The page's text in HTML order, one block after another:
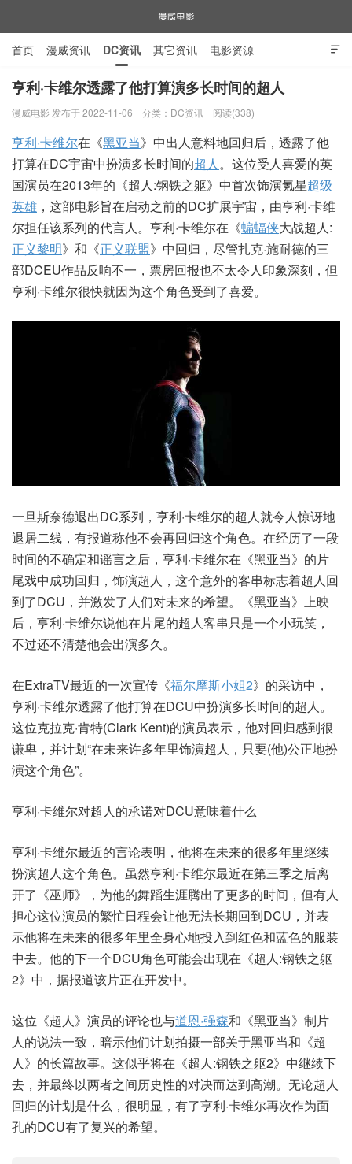

首页 漫威资讯 DC资讯 其它资讯 电影资源
电视剧资源 漫威图片
亨利·卡维尔透露了他打算演多长时间的超人
漫威电影 发布于 2022-11-06 分类： DC资讯 阅读(338)
亨利·卡维尔在《黑亚当》中出人意料地回归后，透露了他
打算在DC宇宙中扮演多长时间的超人。这位受人喜爱的英
国演员在2013年的《超人:钢铁之躯》中首次饰演氪星超级
英雄 ，这部电影旨在启动之前的DC扩展宇宙，由亨利·卡维
尔担任该系列的代言人。亨利·卡维尔在《蝙蝠侠大战超人:
正义黎明》和《正义联盟》中回归，尽管扎克·施耐德的三
部DCEU作品反响不一，票房回报也不太令人印象深刻，但
亨利·卡维尔很快就因为这个角色受到了喜爱。
一旦斯奈德退出DC系列，亨利·卡维尔的超人就令人惊讶地
退居二线，有报道称他不会再回归这个角色。在经历了一段
时间的不确定和谣言之后，亨利·卡维尔在《黑亚当》的片
尾戏中成功回归，饰演超人，这个意外的客串标志着超人回
到了DCU，并激发了人们对未来的希望。《黑亚当》上映
后，亨利·卡维尔说他在片尾的超人客串只是一个小玩笑，
不过还不清楚他会出演多久。
在ExtraTV最近的一次宣传《福尔摩斯小姐2》的采访中，
亨利·卡维尔透露了他打算在DCU中扮演多长时间的超人。
这位克拉克·肯特(Clark Kent)的演员表示，他对回归感到很
谦卑，并计划“在未来许多年里饰演超人，只要(他)公正地扮
演这个角色”。
亨利·卡维尔对超人的承诺对DCU意味着什么
亨利·卡维尔最近的言论表明，他将在未来的很多年里继续
扮演超人这个角色。虽然亨利·卡维尔最近在第三季之后离
开了《巫师》，为他的舞蹈生涯腾出了更多的时间，但有人
担心这位演员的繁忙日程会让他无法长期回到DCU，并表
示他将在未来的很多年里全身心地投入到红色和蓝色的服装
中去。他的下一个DCU角色可能会出现在《超人:钢铁之躯
2》中，据报道该片正在开发中。
这位《超人》演员的评论也与道恩·强森和《黑亚当》制片
人的说法一致，暗示他们计划拍摄一部关于黑亚当和《超
人》的长篇故事。这似乎将在《超人:钢铁之躯2》中继续下
去，并最终以两者之间历史性的对决而达到高潮。无论超人
回归的计划是什么，很明显，有了亨利·卡维尔再次作为面
孔的DCU有了复兴的希望。